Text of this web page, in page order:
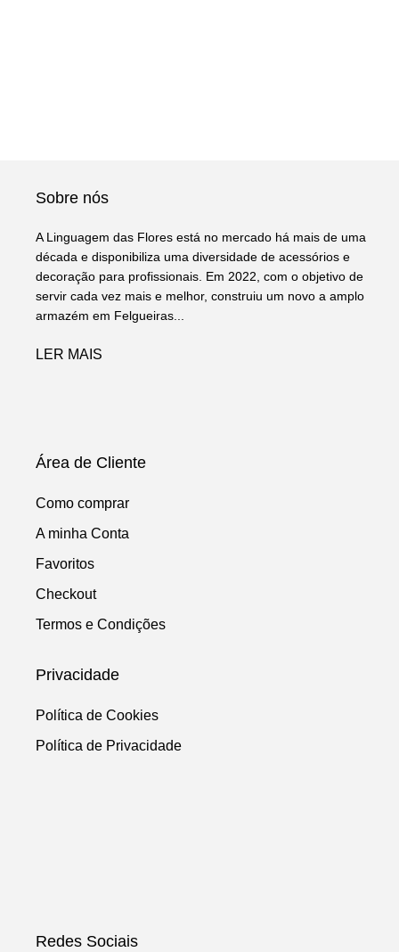
Sobre nós
A Linguagem das Flores está no mercado há mais de uma
década e disponibiliza uma diversidade de acessórios e
decoração para profissionais. Em 2022, com o objetivo de
servir cada vez mais e melhor, construiu um novo a amplo
armazém em Felgueiras...
LER MAIS
Área de Cliente
Como comprar
A minha Conta
Favoritos
Checkout
Termos e Condições
Privacidade
Política de Cookies
Política de Privacidade
Redes Sociais